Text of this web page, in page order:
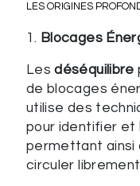
LES ORIGINES
1. Blocages
Lesdéséquilibre
de blocages
utilise des
pour identifier et
permettant ainsi
circuler